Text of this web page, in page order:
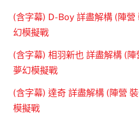
(含字幕) D-Boy 詳盡解構 (陣
幻模擬戰
(含字幕) 相羽新也 詳盡解構 (
夢幻模擬戰
(含字幕) 達奇 詳盡解構 (陣營
模擬戰